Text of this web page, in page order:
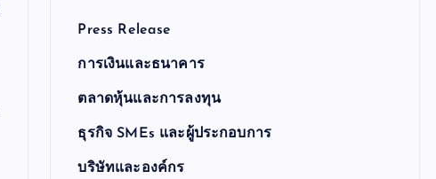
Press Release
การเงินและธนาคาร
ตลาดหุ้นและการลงทุน
ธุรกิจ SMEs และผู้ประกอบการ
บริษัทและองค์กร